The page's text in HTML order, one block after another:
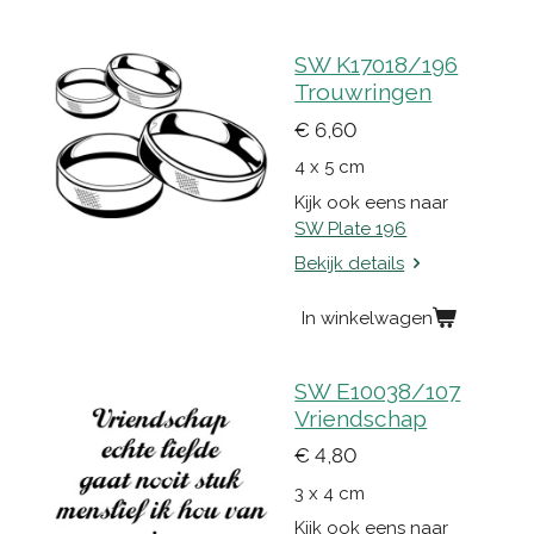
SW K17018/196
Trouwringen
€ 6,60
4 x 5 cm
Kijk ook eens naar
SW Plate 196
Bekijk details
In winkelwagen
SW E10038/107
Vriendschap
€ 4,80
3 x 4 cm
Kijk ook eens naar